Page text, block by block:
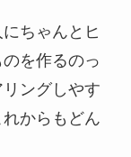
ちゃんとヒ
を作るのっ
ングしやす
からもどん